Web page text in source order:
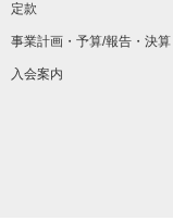
定款
事業計画・予算/報告・決算
入会案内